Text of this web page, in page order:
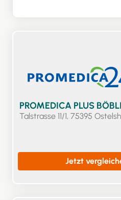
PROMEDICA PLUS
Talstrasse 11/1, 75395
Jetzt